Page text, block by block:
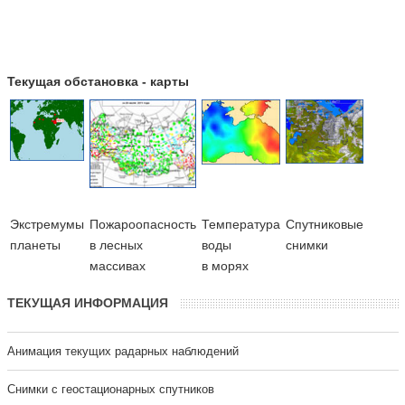
Текущая обстановка - карты
Экстремумы
планеты
Пожароопасность
в лесных
массивах
Температура
воды
в морях
Cпутниковые
снимки
ТЕКУЩАЯ ИНФОРМАЦИЯ
Анимация текущих радарных наблюдений
Cнимки с геостационарных спутников